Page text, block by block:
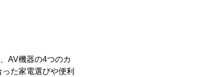
AV機器の4つのカ
た家電選びや便利